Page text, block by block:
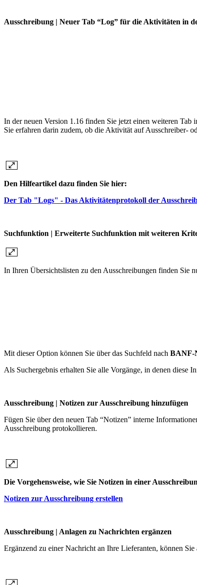
Ausschreibung | Neuer Tab “Log” für die Aktivitäten in
In der neuen Version 1.16 finden Sie jetzt einen weiteren
Sie erfahren darin zudem, ob die Aktivität auf Ausschreiber-
Den Hilfeartikel dazu finden Sie hier:
Der Tab "Logs" - Das Aktivitätenprotokoll der
Suchfunktion | Erweiterte Suchfunktion mit weiteren
In Ihren Übersichtslisten zu den Ausschreibungen finden Sie
Mit dieser Option können Sie über das Suchfeld nach BANF-
Als Suchergebnis erhalten Sie alle Vorgänge, in denen diese
Ausschreibung | Notizen zur Ausschreibung hinzufügen
Fügen Sie über den neuen Tab “Notizen” interne
Ausschreibung protokollieren.
Die Vorgehensweise, wie Sie Notizen in einer
Notizen zur Ausschreibung erstellen
Ausschreibung | Anlagen zu Nachrichten ergänzen
Ergänzend zu einer Nachricht an Ihre Lieferanten, können